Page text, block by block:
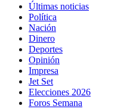
Últimas noticias
Política
Nación
Dinero
Deportes
Opinión
Impresa
Jet Set
Elecciones 2026
Foros Semana